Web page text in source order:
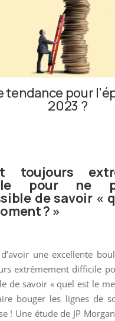
tendance pour
2023 ?
toujours
pour ne
de savoir «
? »
une excellente
extrêmement difficile
de savoir « quel est le
bouger les lignes de
! Une étude de JP